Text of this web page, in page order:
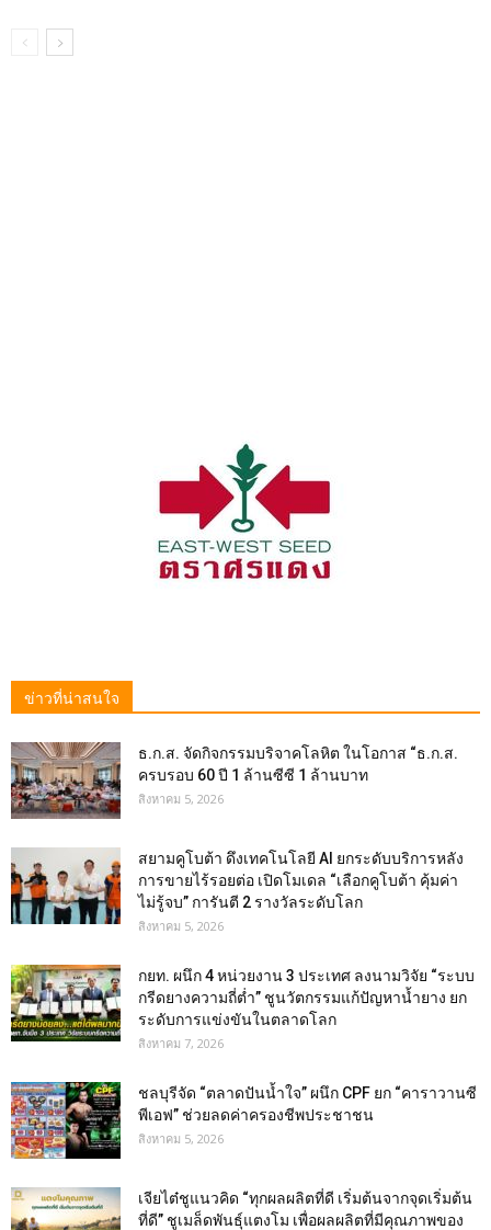
ข่าวที่น่าสนใจ
ธ.ก.ส. จัดกิจกรรมบริจาคโลหิต ในโอกาส “ธ.ก.ส.
ครบรอบ 60 ปี 1 ล้านซีซี 1 ล้านบาท
สิงหาคม 5, 2026
สยามคูโบต้า ดึงเทคโนโลยี AI ยกระดับบริการหลัง
การขายไร้รอยต่อ เปิดโมเดล “เลือกคูโบต้า คุ้มค่า
ไม่รู้จบ” การันตี 2 รางวัลระดับโลก
สิงหาคม 5, 2026
กยท. ผนึก 4 หน่วยงาน 3 ประเทศ ลงนามวิจัย “ระบบ
กรีดยางความถี่ต่ำ” ชูนวัตกรรมแก้ปัญหาน้ำยาง ยก
ระดับการแข่งขันในตลาดโลก
สิงหาคม 7, 2026
ชลบุรีจัด “ตลาดปันน้ำใจ” ผนึก CPF ยก “คาราวานซี
พีเอฟ” ช่วยลดค่าครองชีพประชาชน
สิงหาคม 5, 2026
เจียไต๋ชูแนวคิด “ทุกผลผลิตที่ดี เริ่มต้นจากจุดเริ่มต้น
ที่ดี” ชูเมล็ดพันธุ์แตงโม เพื่อผลผลิตที่มีคุณภาพของ